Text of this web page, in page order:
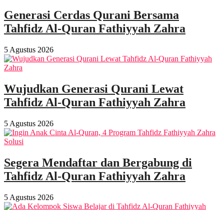
Generasi Cerdas Qurani Bersama
Tahfidz Al-Quran Fathiyyah Zahra
5 Agustus 2026
Wujudkan Generasi Qurani Lewat
Tahfidz Al-Quran Fathiyyah Zahra
5 Agustus 2026
Segera Mendaftar dan Bergabung di
Tahfidz Al-Quran Fathiyyah Zahra
5 Agustus 2026